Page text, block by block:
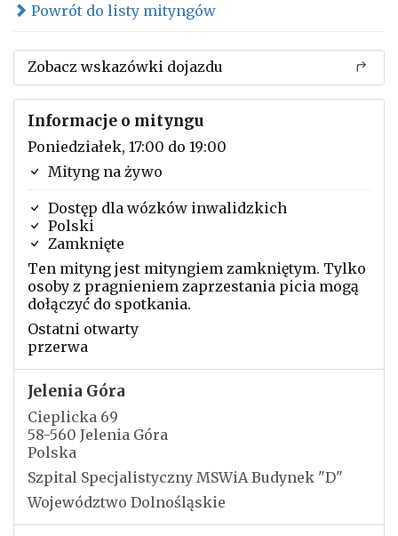
Powrót do listy mityngów
Zobacz wskazówki dojazdu
Informacje o mityngu
Poniedziałek, 17:00 do 19:00
Mityng na żywo
Dostęp dla wózków inwalidzkich
Polski
Zamknięte
Ten mityng jest mityngiem zamkniętym. Tylko
osoby z pragnieniem zaprzestania picia mogą
dołączyć do spotkania.
Ostatni otwarty
przerwa
Jelenia Góra
Cieplicka 69
58-560 Jelenia Góra
Polska
Szpital Specjalistyczny MSWiA Budynek "D"
Województwo Dolnośląskie